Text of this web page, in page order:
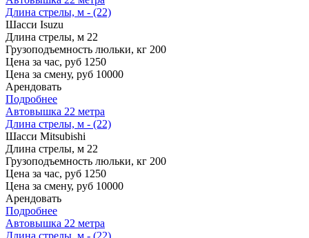
Длина стрелы, м - (22)
Шасси Isuzu
Длина стрелы, м 22
Грузоподъемность люльки, кг 200
Цена за час, руб 1250
Цена за смену, руб 10000
Арендовать
Подробнее
Автовышка 22 метра
Длина стрелы, м - (22)
Шасси Mitsubishi
Длина стрелы, м 22
Грузоподъемность люльки, кг 200
Цена за час, руб 1250
Цена за смену, руб 10000
Арендовать
Подробнее
Автовышка 22 метра
Длина стрелы, м - (22)